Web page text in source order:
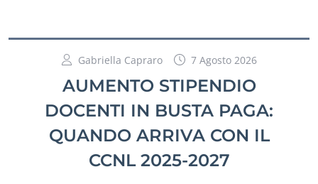
Gabriella Capraro 7 Agosto 2026
AUMENTO STIPENDIO
DOCENTI IN BUSTA PAGA:
QUANDO ARRIVA CON IL
CCNL 2025-2027